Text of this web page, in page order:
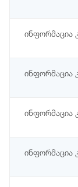
ინფორმაცია
ინფორმაცია
ინფორმაცია
ინფორმაცია